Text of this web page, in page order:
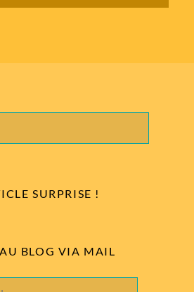
SURPRISE !
BLOG VIA MAIL